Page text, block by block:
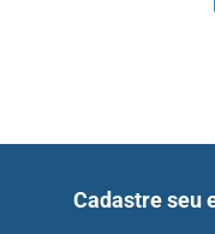
Cadastre seu